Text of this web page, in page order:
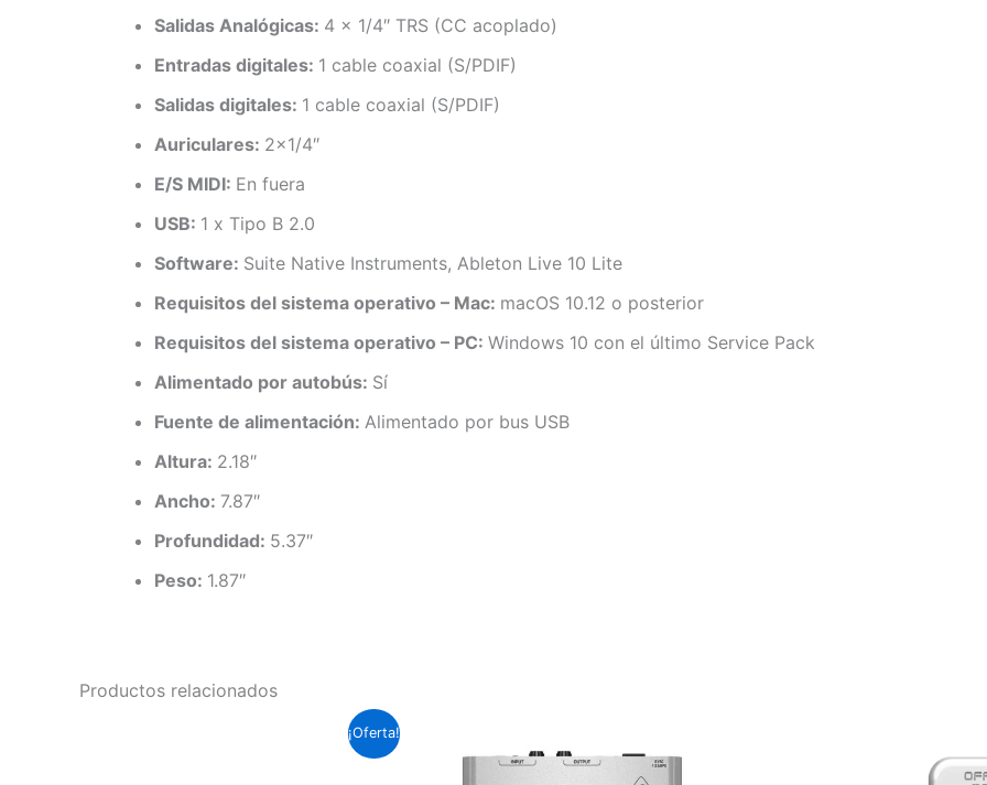
Salidas Analógicas: 4 x 1/4″ TRS (CC acoplado)
Entradas digitales: 1 cable coaxial (S/PDIF)
Salidas digitales: 1 cable coaxial (S/PDIF)
Auriculares: 2×1/4″
E/S MIDI: En fuera
USB: 1 x Tipo B 2.0
Software: Suite Native Instruments, Ableton Live 10 Lite
Requisitos del sistema operativo – Mac: macOS 10.12 o posterior
Requisitos del sistema operativo – PC: Windows 10 con el último Service Pack
Alimentado por autobús: Sí
Fuente de alimentación: Alimentado por bus USB
Altura: 2.18″
Ancho: 7.87″
Profundidad: 5.37″
Peso: 1.87″
Productos relacionados
¡Oferta!
precio